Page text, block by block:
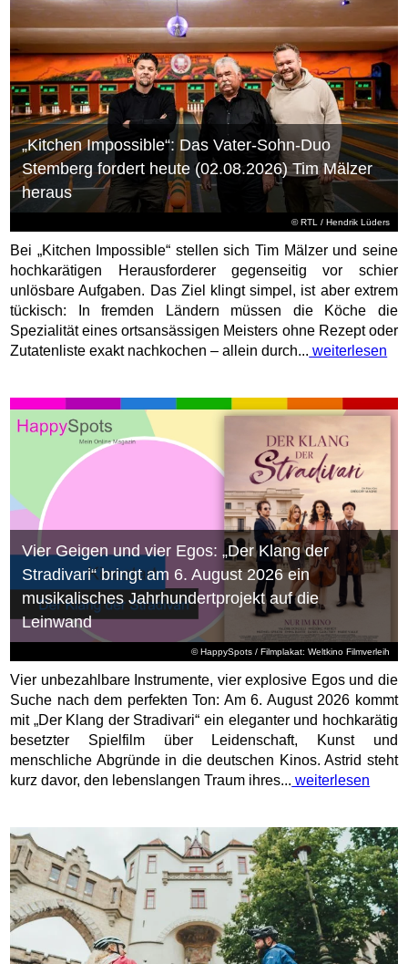
©RTL / Hendrik Lüders
„Kitchen Impossible“: Das Vater-Sohn-Duo
Stemberg fordert heute (02.08.2026) Tim Mälzer
heraus
Bei „Kitchen Impossible“ stellen sich Tim Mälzer und seine
hochkarätigen Herausforderer gegenseitig vor schier
unlösbare Aufgaben. Das Ziel klingt simpel, ist aber extrem
tückisch: In fremden Ländern müssen die Köche die
Spezialität eines ortsansässigen Meisters ohne Rezept oder
Zutatenliste exakt nachkochen – allein durch... weiterlesen
© HappySpots / Filmplakat: Weltkino Filmverleih
Vier Geigen und vier Egos: „Der Klang der
Stradivari“ bringt am 6. August 2026 ein
musikalisches Jahrhundertprojekt auf die
Leinwand
Vier unbezahlbare Instrumente, vier explosive Egos und die
Suche nach dem perfekten Ton: Am 6. August 2026 kommt
mit „Der Klang der Stradivari“ ein eleganter und hochkarätig
besetzter Spielfilm über Leidenschaft, Kunst und
menschliche Abgründe in die deutschen Kinos. Astrid steht
kurz davor, den lebenslangen Traum ihres... weiterlesen